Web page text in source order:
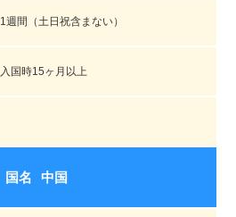
1週間（土日祝含まない）
入国時15ヶ月以上
中国